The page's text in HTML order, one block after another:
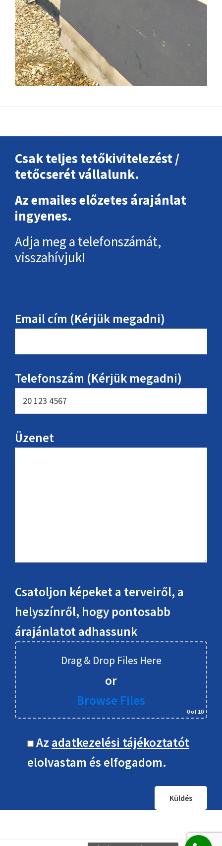
Csak teljes tetőkivitelezést /
tetőcserét vállalunk.
Az emailes előzetes árajánlat
ingyenes.
Adja meg a telefonszámát,
visszahívjuk!
Email cím (Kérjük megadni)
Telefonszám (Kérjük megadni)
Üzenet
Csatoljon képeket a terveiről, a
helyszínről, hogy pontosabb
árajánlatot adhassunk
Drag & Drop Files Here
or
Browse Files
0of 10
Az adatkezelési tájékoztatót
elolvastam és elfogadom.